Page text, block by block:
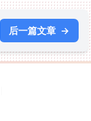
后一篇文章 →